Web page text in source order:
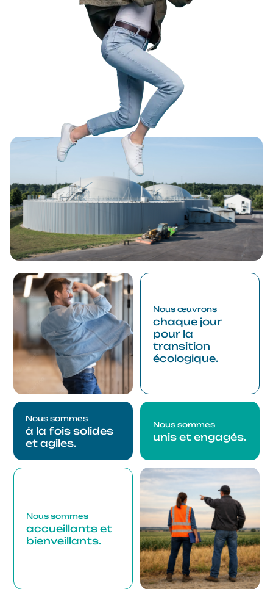
Nous œuvrons
chaque jour
pour la
transition
écologique.
Nous sommes
à la fois solides
et agiles.
Nous sommes
unis et engagés.
Nous sommes
accueillants et
bienveillants.